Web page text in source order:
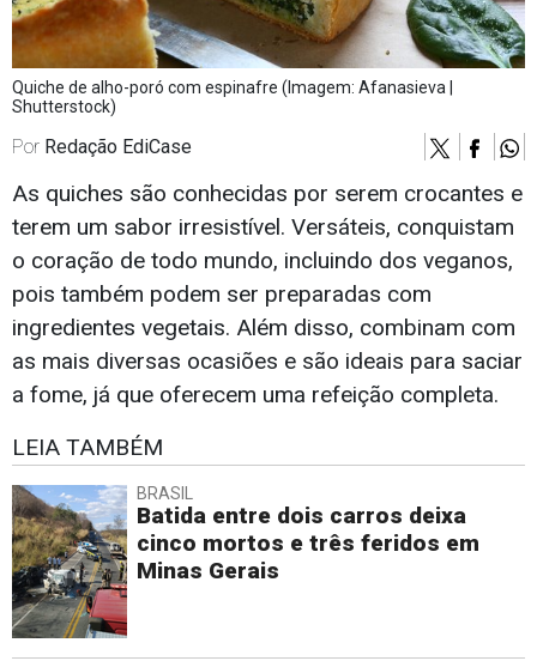
Quiche de alho-poró com espinafre (Imagem: Afanasieva |
Shutterstock)
Por Redação EdiCase
As quiches são conhecidas por serem crocantes e
terem um sabor irresistível. Versáteis, conquistam
o coração de todo mundo, incluindo dos veganos,
pois também podem ser preparadas com
ingredientes vegetais. Além disso, combinam com
as mais diversas ocasiões e são ideais para saciar
a fome, já que oferecem uma refeição completa.
LEIA TAMBÉM
BRASIL
Batida entre dois carros deixa
cinco mortos e três feridos em
Minas Gerais